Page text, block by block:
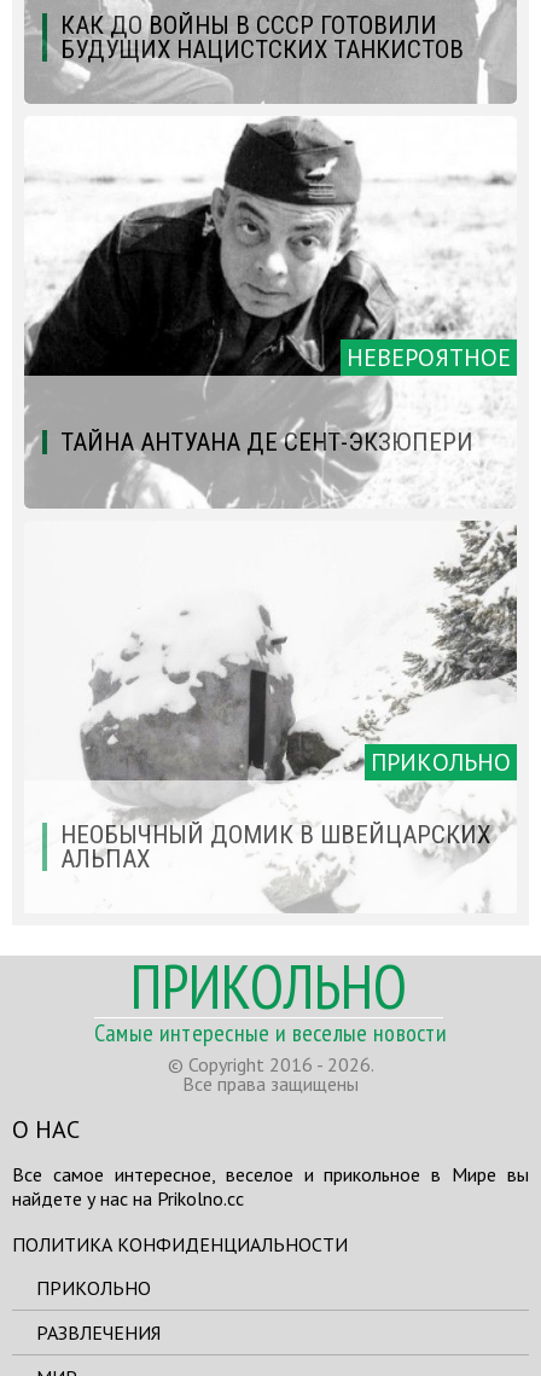
КАК ДО ВОЙНЫ В СССР ГОТОВИЛИ
БУДУЩИХ НАЦИСТСКИХ ТАНКИСТОВ
НЕВЕРОЯТНОЕ
ТАЙНА АНТУАНА ДЕ СЕНТ-ЭКЗЮПЕРИ
ПРИКОЛЬНО
НЕОБЫЧНЫЙ ДОМИК В ШВЕЙЦАРСКИХ
АЛЬПАХ
ПРИКОЛЬНО
Самые интересные и веселые новости
© Copyright 2016 - 2026.
Все права защищены
О НАС
Все самое интересное, веселое и прикольное в Мире вы
найдете у нас на Prikolno.cc
ПОЛИТИКА КОНФИДЕНЦИАЛЬНОСТИ
ПРИКОЛЬНО
РАЗВЛЕЧЕНИЯ